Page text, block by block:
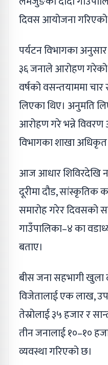
दिवस आयोजना
पर्यटन विभागका
३६ जनाले आरोहण
वर्षको वसन्तयाममा
लिएका थिए। अनुमति
आरोहण गरे भन्ने विवरण
विभागका शाखा अधिकृत
आज आधार शिविरदेखि
दूरीमा दौड, सांस्कृतिक
समारोह गरेर दिवसको
गाउँपालिका–४ का
बताए।
बीस जना सहभागी खुला
विजेतालाई एक लाख,
तेस्रोलाई ३५ हजार र
तीन जनालाई १०–१०
व्यवस्था गरिएको छ।